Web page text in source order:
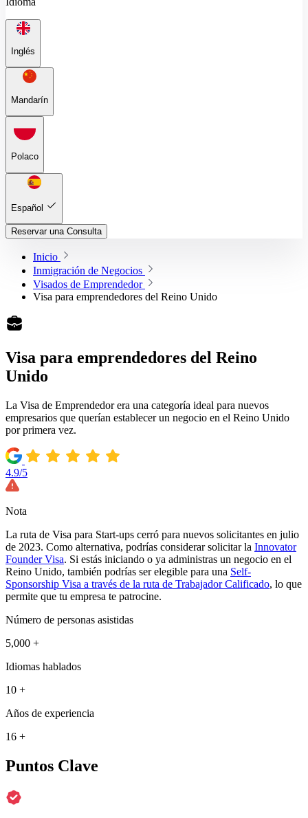
Inglés
Mandarín
Polaco
Español
Reservar una Consulta
Inicio
Inmigración de Negocios
Visados de Emprendedor
Visa para emprendedores del Reino Unido
Visa para emprendedores del Reino
Unido
La Visa de Emprendedor era una categoría ideal para nuevos
empresarios que querían establecer un negocio en el Reino Unido
por primera vez.
4.9/5
Nota
La ruta de Visa para Start-ups cerró para nuevos solicitantes en julio
de 2023. Como alternativa, podrías considerar solicitar la Innovator
Founder Visa. Si estás iniciando o ya administras un negocio en el
Reino Unido, también podrías ser elegible para una Self-
Sponsorship Visa a través de la ruta de Trabajador Calificado, lo que
permite que tu empresa te patrocine.
Número de personas asistidas
5,000 +
Idiomas hablados
10 +
Años de experiencia
16 +
Puntos Clave